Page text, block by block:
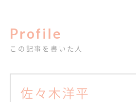
Profile
この記事を書いた人
佐々木洋平